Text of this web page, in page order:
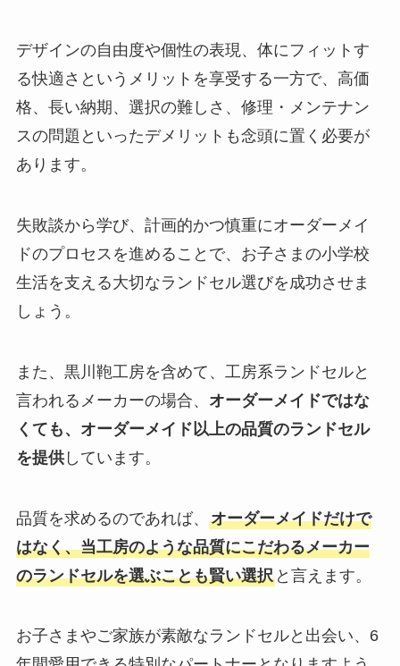
デザインの自由度や個性の表現、体にフィットす
る快適さというメリットを享受する一方で、高価
格、長い納期、選択の難しさ、修理・メンテナン
スの問題といったデメリットも念頭に置く必要が
あります。
失敗談から学び、計画的かつ慎重にオーダーメイ
ドのプロセスを進めることで、お子さまの小学校
生活を支える大切なランドセル選びを成功させま
しょう。
また、黒川鞄工房を含めて、工房系ランドセルと
言われるメーカーの場合、 オーダーメイドではな
くても、オーダーメイド以上の品質のランドセル
を提供しています。
品質を求めるのであれば、 オーダーメイドだけで
はなく、当工房のような品質にこだわるメーカー
のランドセルを選ぶことも賢い選択と言えます。
お子さまやご家族が素敵なランドセルと出会い、6